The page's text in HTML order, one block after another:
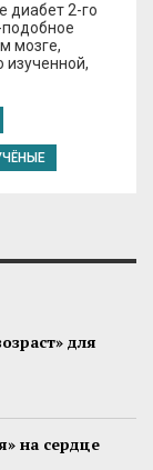
диабет 2-го
мозге,
изученной,
для
на сердце